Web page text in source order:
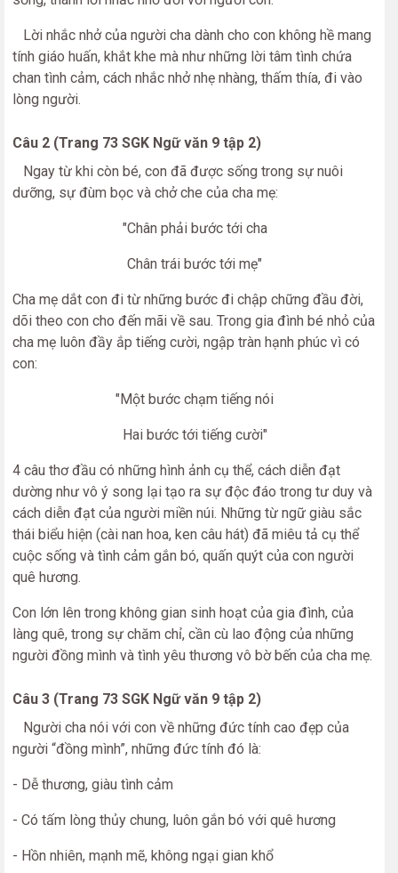
Lời nhắc nhở của người cha dành cho con không hề mang
tính giáo huấn, khắt khe mà như những lời tâm tình chứa
chan tình cảm, cách nhắc nhở nhẹ nhàng, thấm thía, đi vào
lòng người.
Câu 2 (Trang 73 SGK Ngữ văn 9 tập 2)
Ngay từ khi còn bé, con đã được sống trong sự nuôi
dưỡng, sự đùm bọc và chở che của cha mẹ:
"Chân phải bước tới cha
Chân trái bước tới mẹ"
Cha mẹ dắt con đi từ những bước đi chập chững đầu đời,
dõi theo con cho đến mãi về sau. Trong gia đình bé nhỏ của
cha mẹ luôn đầy ắp tiếng cười, ngập tràn hạnh phúc vì có
con:
"Một bước chạm tiếng nói
Hai bước tới tiếng cười"
4 câu thơ đầu có những hình ảnh cụ thể, cách diễn đạt
dường như vô ý song lại tạo ra sự độc đáo trong tư duy và
cách diễn đạt của người miền núi. Những từ ngữ giàu sắc
thái biểu hiện (cài nan hoa, ken câu hát) đã miêu tả cụ thể
cuộc sống và tình cảm gắn bó, quấn quýt của con người
quê hương.
Con lớn lên trong không gian sinh hoạt của gia đình, của
làng quê, trong sự chăm chỉ, cần cù lao động của những
người đồng mình và tình yêu thương vô bờ bến của cha mẹ.
Câu 3 (Trang 73 SGK Ngữ văn 9 tập 2)
Người cha nói với con về những đức tính cao đẹp của
người “đồng mình”, những đức tính đó là:
- Dễ thương, giàu tình cảm
- Có tấm lòng thủy chung, luôn gắn bó với quê hương
- Hồn nhiên, mạnh mẽ, không ngại gian khổ